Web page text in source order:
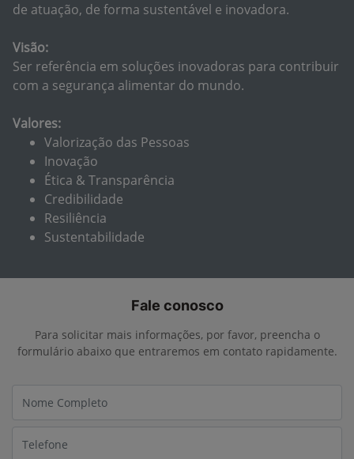
de atuação, de forma sustentável e inovadora.
Visão:
Ser referência em soluções inovadoras para contribuir
com a segurança alimentar do mundo.
Valores:
Valorização das Pessoas
Inovação
Ética & Transparência
Credibilidade
Resiliência
Sustentabilidade
Fale conosco
Para solicitar mais informações, por favor, preencha o
formulário abaixo que entraremos em contato rapidamente.